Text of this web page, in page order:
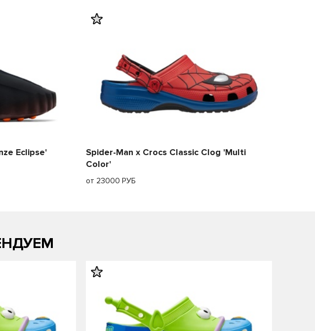
Eclipse'
Spider-Man x Crocs Classic Clog 'Multi
Color'
от 23000 РУБ